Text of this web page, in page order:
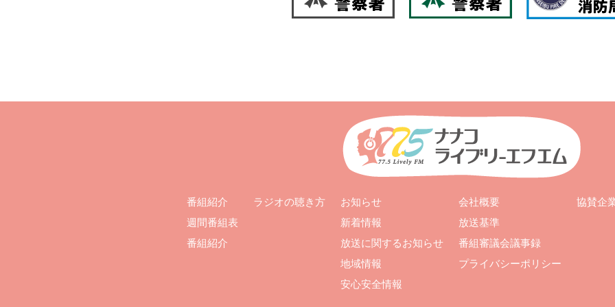
番組紹介
週間番組表
番組紹介
ラジオの聴き方
お知らせ
新着情報
放送に関するお知らせ
地域情報
安心安全情報
会社概要
放送基準
番組審議会議事録
プライバシーポリシー
協賛企